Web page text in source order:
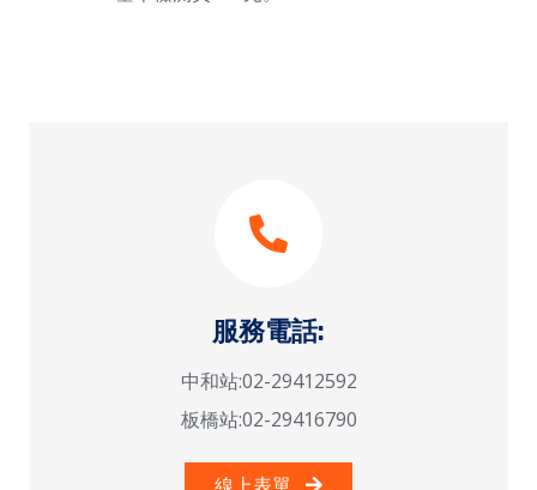
服務電話:
中和站:02-29412592
板橋站:02-29416790